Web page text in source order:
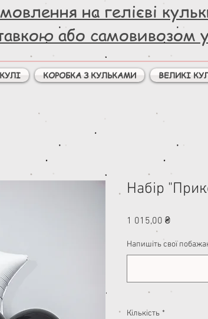
на гелієві
або самовивозом
КОРОБКА З КУЛЬКАМИ ВЕЛИКІ
Набір
1 015,00 ₴Ціна
Напишіть свої
Кількість *